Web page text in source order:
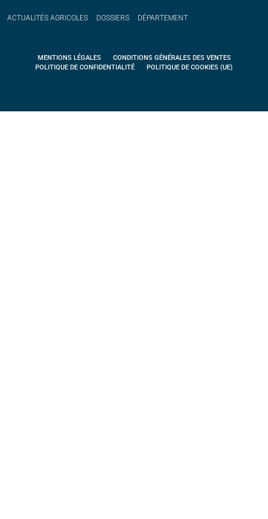
ACTUALITÉS AGRICOLES DOSSIERS DÉPARTEMENT
MENTIONS LÉGALES
CONDITIONS GÉNÉRALES DES VENTES
POLITIQUE DE CONFIDENTIALITÉ
POLITIQUE DE COOKIES (UE)